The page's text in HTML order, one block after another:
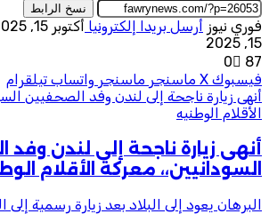
نسخ الرابط
فوري نيوز أرسل بريدا إلكترونيا أكتوبر 15, 2025
15, 2025
0
87
فيسبوك ‫X ماسنجر ماسنجر واتساب تيلقرام
أنهى زيارة ناجحة إلى لندن وفد الصحفيين
الأقلام الوطنيه
أنهى زيارة ناجحة إلى لندن
السودانيين،، معركة الأقلام
البرهان يعود إلى البلاد بعد زيارة رسمية إلى